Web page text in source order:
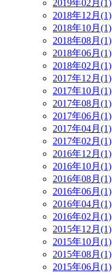
2019年02月(1)
2018年12月(1)
2018年10月(1)
2018年08月(1)
2018年06月(1)
2018年02月(1)
2017年12月(1)
2017年10月(1)
2017年08月(1)
2017年06月(1)
2017年04月(1)
2017年02月(1)
2016年12月(1)
2016年10月(1)
2016年08月(1)
2016年06月(1)
2016年04月(1)
2016年02月(1)
2015年12月(1)
2015年10月(1)
2015年08月(1)
2015年06月(1)